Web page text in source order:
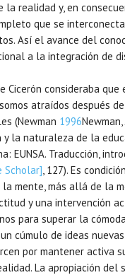
la realidad y, en
que se
Así el avance del
a la integración de
Cicerón consideraba
atraídos después
(Newman 1996Newman,
y la naturaleza de la
: EUNSA. Traducción,
Scholar], 127). Es
mente, más allá de la
y una intervención
para superar la
cúmulo de ideas
por mantener activa
La apropiación del